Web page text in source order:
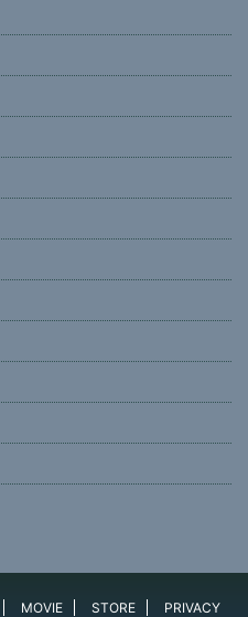
MOVIE STORE PRIVACY